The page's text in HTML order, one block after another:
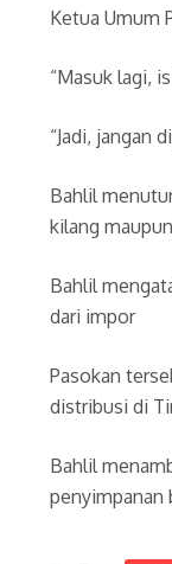
Ketua Umum
“Masuk lagi,
“Jadi, jangan
Bahlil
kilang
Bahlil
dari impor
Pasokan
distribusi di
Bahlil
penyimpanan